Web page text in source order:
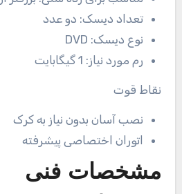
تعداد دیسک: دو عدد
نوع دیسک: DVD
رم مورد نیاز: 1 گیگابایت
نقاط قوت
نصب آسان بدون نیاز به کرک
اتوران اختصاصی پیشرفته
مشخصات فنی